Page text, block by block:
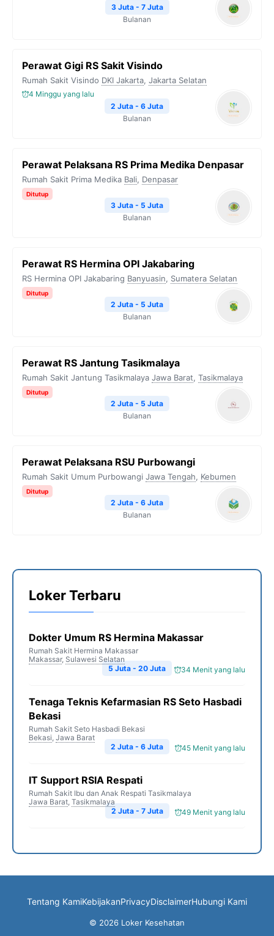
3 Juta - 7 Juta
Bulanan
Perawat Gigi RS Sakit Visindo
Rumah Sakit Visindo DKI Jakarta, Jakarta Selatan
4 Minggu yang lalu
2 Juta - 6 Juta
Bulanan
Perawat Pelaksana RS Prima Medika Denpasar
Rumah Sakit Prima Medika Bali, Denpasar
Ditutup
3 Juta - 5 Juta
Bulanan
Perawat RS Hermina OPI Jakabaring
RS Hermina OPI Jakabaring Banyuasin, Sumatera Selatan
Ditutup
2 Juta - 5 Juta
Bulanan
Perawat RS Jantung Tasikmalaya
Rumah Sakit Jantung Tasikmalaya Jawa Barat, Tasikmalaya
Ditutup
2 Juta - 5 Juta
Bulanan
Perawat Pelaksana RSU Purbowangi
Rumah Sakit Umum Purbowangi Jawa Tengah, Kebumen
Ditutup
2 Juta - 6 Juta
Bulanan
Loker Terbaru
Dokter Umum RS Hermina Makassar
Rumah Sakit Hermina Makassar
Makassar, Sulawesi Selatan
34 Menit yang lalu
5 Juta - 20 Juta
Tenaga Teknis Kefarmasian RS Seto Hasbadi
Bekasi
Rumah Sakit Seto Hasbadi Bekasi
Bekasi, Jawa Barat
45 Menit yang lalu
2 Juta - 6 Juta
IT Support RSIA Respati
Rumah Sakit Ibu dan Anak Respati Tasikmalaya
Jawa Barat, Tasikmalaya
49 Menit yang lalu
2 Juta - 7 Juta
Tentang KamiKebijakanPrivacyDisclaimerHubungi Kami
© 2026 Loker Kesehatan